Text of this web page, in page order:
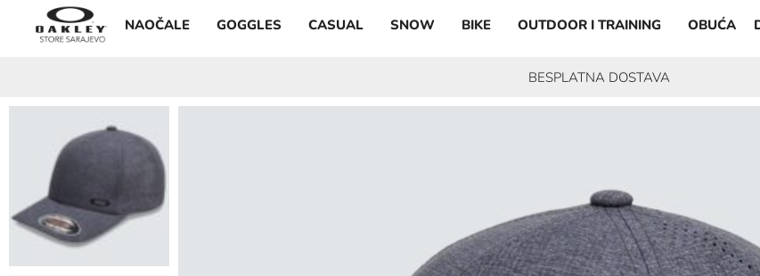
NAOČALE GOGGLES CASUAL SNOW BIKE OUTDOOR I TRAINING OBUĆA
BESPLATNA DOSTAVA